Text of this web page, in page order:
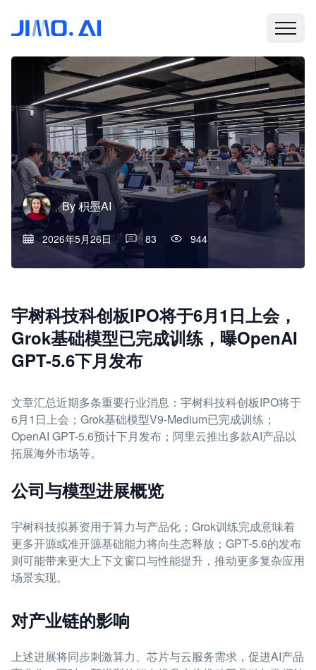
By积墨AI
2026年5月26日 83 944
宇树科技科创板IPO将于6月1日上会，
Grok基础模型已完成训练，曝OpenAI
GPT-5.6下月发布
文章汇总近期多条重要行业消息：宇树科技科创板IPO将于
6月1日上会；Grok基础模型V9-Medium已完成训练；
OpenAI GPT-5.6预计下月发布；阿里云推出多款AI产品以
拓展海外市场等。
公司与模型进展概览
宇树科技拟募资用于算力与产品化；Grok训练完成意味着
更多开源或准开源基础能力将向生态释放；GPT-5.6的发布
则可能带来更大上下文窗口与性能提升，推动更多复杂应用
场景实现。
对产业链的影响
上述进展将同步刺激算力、芯片与云服务需求，促进AI产品